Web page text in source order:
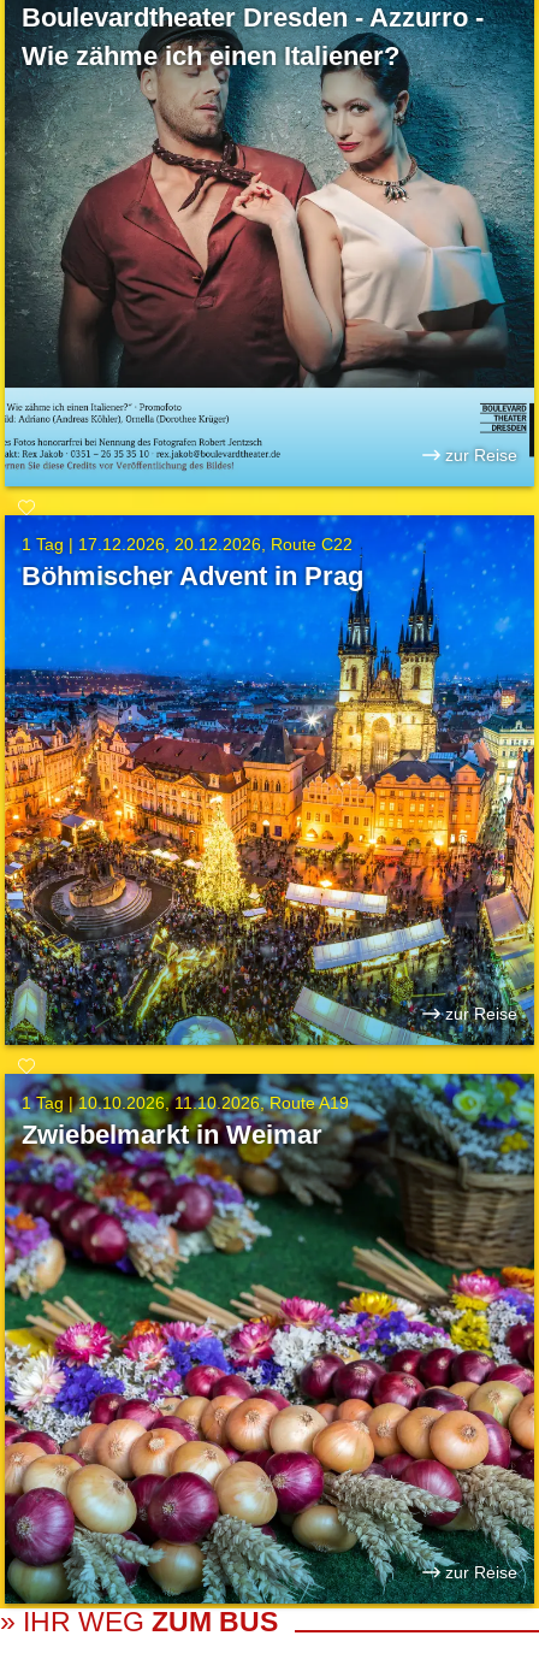
Boulevardtheater Dresden - Azzurro -
Wie zähme ich einen Italiener?
zur Reise
1 Tag | 17.12.2026 20.12.2026 Route C22
Böhmischer Advent in Prag
zur Reise
1 Tag |10.10.2026 11.10.2026 Route A19
Zwiebelmarkt in Weimar
zur Reise
» IHR WEG ZUM BUS